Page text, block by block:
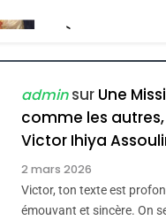
FIÈRE, DIGNE ET
RÉSILIENTE :
POURQUOI JE
REVENDIQUE
JUDAÏTE Par
Zrihen-Dvir
ISRAÉL JUDAISME
CE QUI NOUS
MANQUE –
Hadida
JUDAISME
adminsur Une
comme les
Victor Ihiya
2 mars 2026
Victor, ton texte est
émouvant et sincère. On